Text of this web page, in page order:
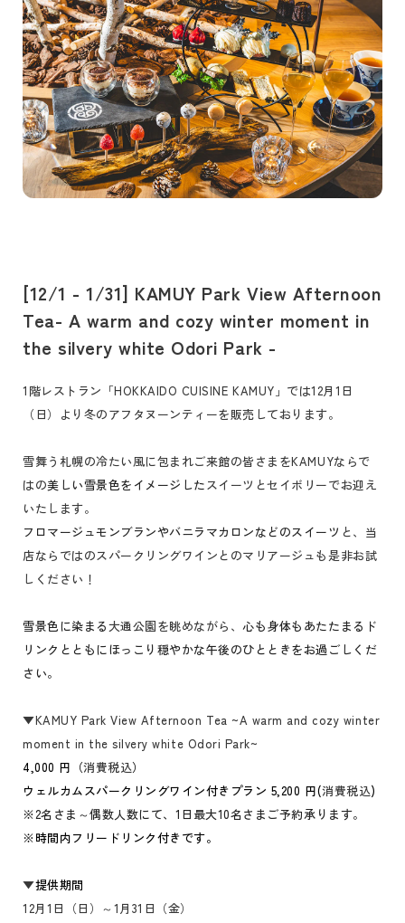
[12/1 - 1/31] KAMUY Park View Afternoon
Tea- A warm and cozy winter moment in
the silvery white Odori Park -
1階レストラン「HOKKAIDO CUISINE KAMUY」では12月1日
（日）より冬のアフタヌーンティーを販売しております。
雪舞う札幌の冷たい風に包まれご来館の皆さまをKAMUYならで
はの美しい雪景色をイメージしたスイーツとセイボリーでお迎え
いたします。
フロマージュモンブランやバニラマカロンなどのスイーツ と、当
店ならではのスパークリングワインとのマリアージュも是非お試
しください！
雪景色に染まる大通公園を眺めながら、心も身体もあたたまるド
リンクとともにほっこり穏やかな午後のひとときをお過ごしくだ
さい。
▼KAMUY Park View Afternoon Tea ~A warm and cozy winter
moment in the silvery white Odori Park~
4,000 円（消費税込）
ウェルカムスパークリングワイン付きプラン 5,200 円(消費税込)
※2名さま～偶数人数にて、1日最大10名さまご予約承ります。
※時間内フリードリンク付きです。
▼提供期間
12月1日（日）～1月31日（金）